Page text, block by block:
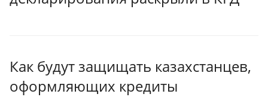
Как будут защищать казахстанцев,
оформляющих кредиты